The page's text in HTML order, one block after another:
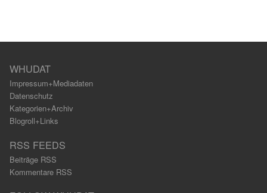
WHUDAT
Impressum+Mediadaten
Datenschutz
Kategorien+Archiv
Blogroll+Links
RSS FEEDS
Beiträge RSS
Kommentare RSS